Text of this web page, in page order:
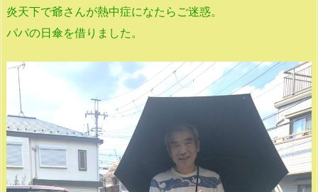
炎天下で爺さんが熱中症になたらご迷惑。
パパの日傘を借りました。